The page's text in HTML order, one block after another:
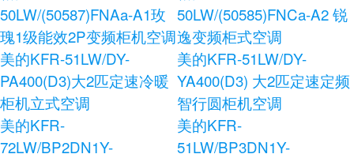
50LW/(50587)FNAa-A1玫
瑰1级能效2P变频柜机空调
50LW/(50585)FNCa-A2 锐
逸变频柜式空调
美的KFR-51LW/DY-
PA400(D3)大2匹定速冷暖
柜机立式空调
美的KFR-51LW/DY-
YA400(D3) 大2匹定速定频
智行圆柜机空调
美的KFR-
72LW/BP2DN1Y-
美的KFR-
51LW/BP3DN1Y-